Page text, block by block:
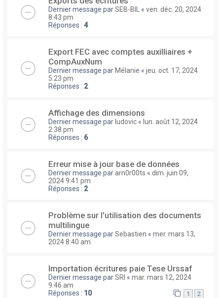
Dernier message parSEB-BIL « ven. déc. 20, 2024
8:43 pm
Réponses : 4
Export FEC avec comptes auxilliaires +
CompAuxNum
Dernier message par Mélanie « jeu. oct. 17, 2024
5:23 pm
Réponses : 2
Affichage des dimensions
Dernier message par ludovic « lun. août 12, 2024
2:38 pm
Réponses : 6
Erreur mise à jour base de données
Dernier message pararn0r00ts « dim. juin 09,
2024 9:41 pm
Réponses : 2
Problème sur l'utilisation des documents
multilingue
Dernier message parSebastien « mer. mars 13,
2024 8:40 am
Importation écritures paie Tese Urssaf
Dernier message parSRI « mar. mars 12, 2024
9:46 am
Réponses : 10 1 2